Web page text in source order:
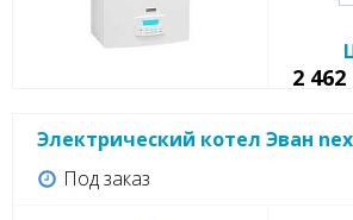
2
Под заказ
Электрический котел Эван